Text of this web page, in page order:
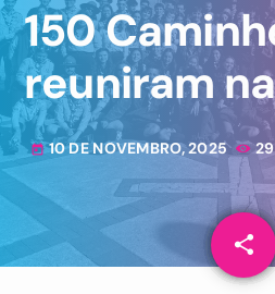
150
reuniram
today 10 DE NOVEMBRO, 2025
share
email